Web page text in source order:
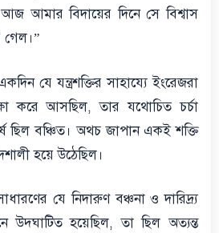
আমার বিদায়ের দিনে সে বিশ্বাস
গেল।”
যে যন্ত্রশক্তির সাহায্যে ইংরেজরা
করে আসছিল, তার যথোচিত চর্চা
ছিল বঞ্চিত। অথচ জাপান একই শক্তি
হয়ে উঠেছিল।
যে নিদারুণ বঞ্চনা ও দারিদ্র্য
উদ্ঘাটিত হয়েছিল, তা ছিল অত্যন্ত